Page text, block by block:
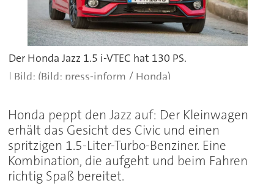
Der Honda Jazz 1.5 i-VTEC hat 130 PS.
(Bild: press-inform / Honda)
Honda peppt den Jazz auf: Der Kleinwagen
erhält das Gesicht des Civic und einen
spritzigen 1.5-Liter-Turbo-Benziner. Eine
Kombination, die aufgeht und beim Fahren
richtig Spaß bereitet.